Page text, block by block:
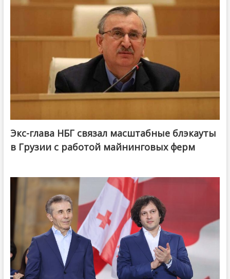
Экс-глава НБГ связал масштабные блэкауты
в Грузии с работой майнинговых ферм